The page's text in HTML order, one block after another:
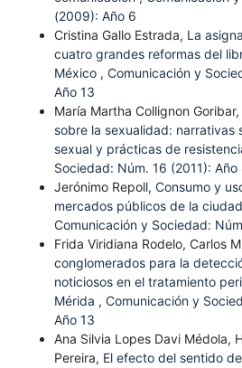
(2009): Año 6
Cristina Gallo Estrada, La
cuatro grandes reformas del
México , Comunicación y
Año 13
María Martha Collignon Goribar,
sobre la sexualidad: narrativas
sexual y prácticas de
Sociedad: Núm. 16 (2011): Año
Jerónimo Repoll, Consumo y
mercados públicos de la
Comunicación y Sociedad:
Frida Viridiana Rodelo, Carlos
conglomerados para la
noticiosos en el tratamiento
Mérida , Comunicación y
Año 13
Ana Silvia Lopes Davi Médola,
Pereira, El efecto del sentido